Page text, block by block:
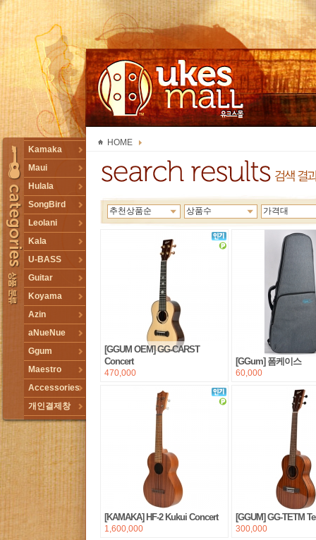
TOGGLE
Kamaka
Maui
Hulala
SongBird
Leolani
Kala
U-BASS
Guitar
Koyama
Azin
aNueNue
Ggum
Maestro
Accessories
개인결제창
HOME
추천상품순 상품수 가격대
[GGUM OEM] GG-CARST
Concert
470,000
[GGum] 폼케이스
60,000
[KAMAKA] HF-2 Kukui Concert
1,600,000
[GGUM] GG-TETM
300,000